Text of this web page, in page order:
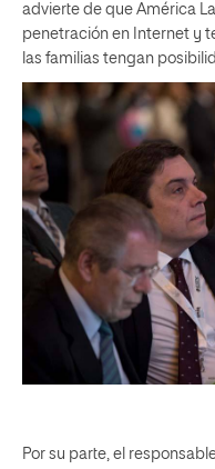
advierte de que América
penetración en Internet y
las familias tengan
Por su parte, el